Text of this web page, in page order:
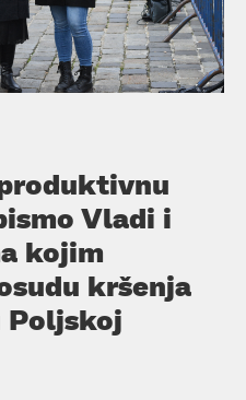
Vladi i
kojim
kršenja
Poljskoj